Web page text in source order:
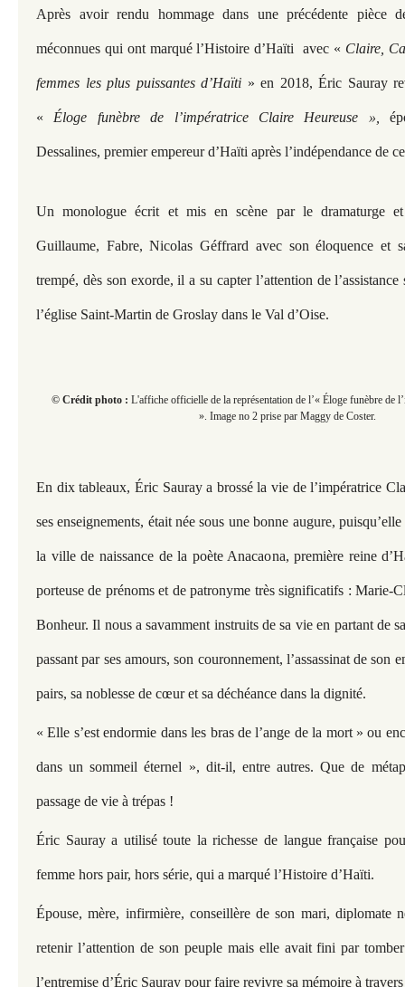
Après avoir rendu hommage dans une précédente pièce
méconnues qui ont marqué l’Histoire d’Haïti avec « Claire,
femmes les plus puissantes d’Haïti » en 2018, Éric Sauray
« Éloge funèbre de l’impératrice Claire Heureuse »,
Dessalines, premier empereur d’Haïti après l’indépendance de
Un monologue écrit et mis en scène par le dramaturge
Guillaume, Fabre, Nicolas Géffrard avec son éloquence et
trempé, dès son exorde, il a su capter l’attention de l’assistance
l’église Saint-Martin de Groslay dans le Val d’Oise.
© Crédit photo : L'affiche officielle de la représentation de l’« Éloge funèbre de
». Image no 2 prise par Maggy de Coster.
En dix tableaux, Éric Sauray a brossé la vie de l’impératrice
ses enseignements, était née sous une bonne augure,
la ville de naissance de la poète Anacaona, première reine
porteuse de prénoms et de patronyme très significatifs : Marie-
Bonheur. Il nous a savamment instruits de sa vie en partant de
passant par ses amours, son couronnement, l’assassinat de son
pairs, sa noblesse de cœur et sa déchéance dans la dignité.
« Elle s’est endormie dans les bras de l’ange de la mort » ou
dans un sommeil éternel », dit-il, entre autres. Que de
passage de vie à trépas !
Éric Sauray a utilisé toute la richesse de langue française
femme hors pair, hors série, qui a marqué l’Histoire d’Haïti.
Épouse, mère, infirmière, conseillère de son mari, diplomate
retenir l’attention de son peuple mais elle avait fini par
l’entremise d’Éric Sauray pour faire revivre sa mémoire à